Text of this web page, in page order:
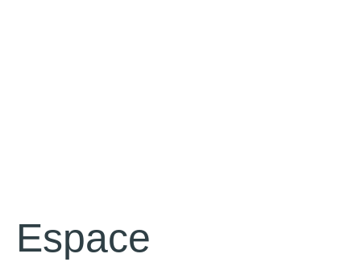
Espace